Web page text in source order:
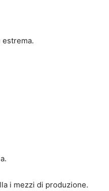
estrema.
i mezzi di produzione.